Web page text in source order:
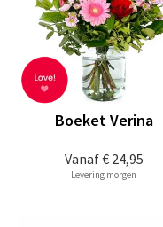
Vanaf€ 24,95
Boeket Verina
Levering morgen